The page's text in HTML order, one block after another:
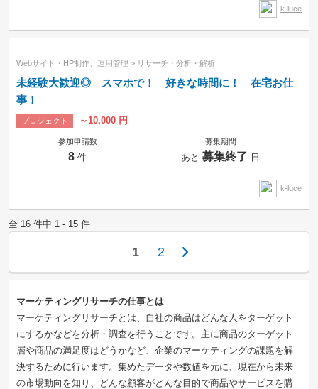
k-luce
Webサイト・HP制作、運用管理 > リサーチ・分析・解析
未経験大歓迎◎ スマホで！ 好きな時間に！ 在宅お仕
事！
プロジェクト ～10,000 円
参加申請数
8 件
募集期間
あと募集終了 日
k-luce
全 16 件中 1 - 15 件
1 2
マーケティングリサーチの仕事とは
マーケティングリサーチとは、自社の商品はどんな人をターゲット
にするかなどを分析・調査を行うことです。主に商品のターゲット
層や商品の満足度はどうかなど、企業のマーケティングの課題を解
決するために行います。集めたデータや数値を元に、現在から未来
の市場動向を知り、どんな顧客がどんな目的で商品やサービスを購